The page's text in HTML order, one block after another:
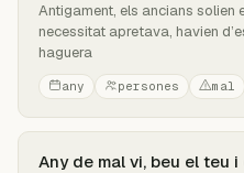
Antigament, els ancians
necessitat apretava, havien
haguera
any persones mal
Any de mal vi, beu el teu i